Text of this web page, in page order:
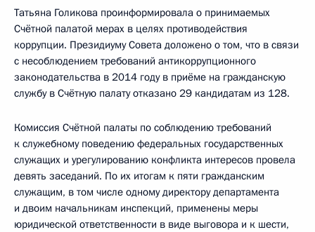
Татьяна Голикова проинформировала о принимаемых
Счётной палатой мерах в целях противодействия
коррупции. Президиуму Совета доложено о том, что в связи
с несоблюдением требований антикоррупционного
законодательства в 2014 году в приёме на гражданскую
службу в Счётную палату отказано 29 кандидатам из 128.
Комиссия Счётной палаты по соблюдению требований
к служебному поведению федеральных государственных
служащих и урегулированию конфликта интересов провела
девять заседаний. По их итогам к пяти гражданским
служащим, в том числе одному директору департамента
и двоим начальникам инспекций, применены меры
юридической ответственности в виде выговора и к шести,